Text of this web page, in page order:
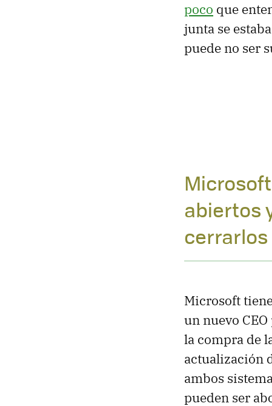
poco que
junta se
puede no ser
abiertos
cerrarlos
Microsoft
un nuevo
la compra de
actualización
ambos
pueden ser